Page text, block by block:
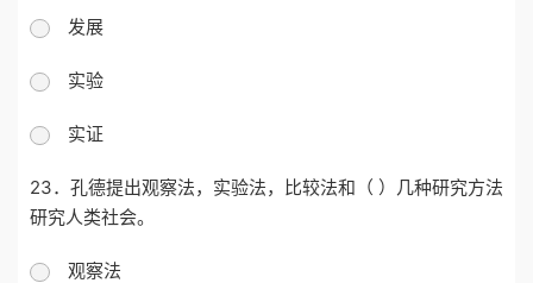
发展
实验
实证
23．孔德提出观察法，实验法，比较法和（ ）几种研究方法
研究人类社会。
观察法